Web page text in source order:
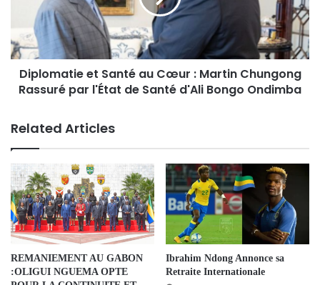
Diplomatie et Santé au Cœur : Martin Chungong
Rassuré par l'État de Santé d'Ali Bongo Ondimba
Related Articles
REMANIEMENT AU GABON
:OLIGUI NGUEMA OPTE
Ibrahim Ndong Annonce sa
Retraite Internationale